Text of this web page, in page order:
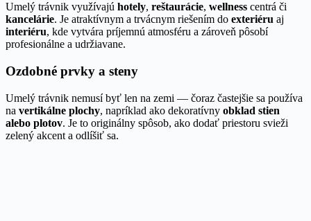
Umelý trávnik využívajú hotely, reštaurácie, wellness centrá či
kancelárie. Je atraktívnym a trvácnym riešením do exteriéru aj
interiéru, kde vytvára príjemnú atmosféru a zároveň pôsobí
profesionálne a udržiavane.
Ozdobné prvky a steny
Umelý trávnik nemusí byť len na zemi — čoraz častejšie sa používa
na vertikálne plochy, napríklad ako dekoratívny obklad stien
alebo plotov. Je to originálny spôsob, ako dodať priestoru svieži
zelený akcent a odlíšiť sa.